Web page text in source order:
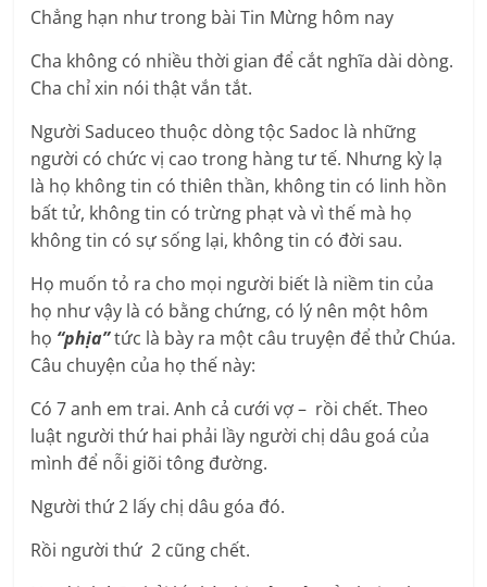
Chẳng hạn như trong bài Tin Mừng hôm nay
Cha không có nhiều thời gian để cắt nghĩa dài dòng.
Cha chỉ xin nói thật vắn tắt.
Người Saduceo thuộc dòng tộc Sadoc là những
người có chức vị cao trong hàng tư tế. Nhưng kỳ lạ
là họ không tin có thiên thần, không tin có linh hồn
bất tử, không tin có trừng phạt và vì thế mà họ
không tin có sự sống lại, không tin có đời sau.
Họ muốn tỏ ra cho mọi người biết là niềm tin của
họ như vậy là có bằng chứng, có lý nên một hôm
họ “phịa”tức là bày ra một câu truyện để thử Chúa.
Câu chuyện của họ thế này:
Có 7 anh em trai. Anh cả cưới vợ – rồi chết. Theo
luật người thứ hai phải lầy người chị dâu goá của
mình để nỗi giõi tông đường.
Người thứ 2 lấy chị dâu góa đó.
Rồi người thứ 2 cũng chết.